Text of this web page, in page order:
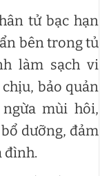
tử bạc hạn
bên trong tủ
làm sạch vi
bảo quản
mùi hôi,
dưỡng, đảm
đình.